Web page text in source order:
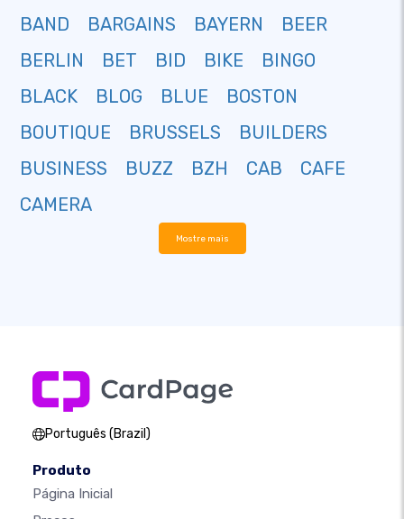
BAND
BARGAINS BAYERN
BEER
BERLIN
BET BID BIKE
BINGO
BLACK
BLOG BLUE
BOSTON
BOUTIQUE
BRUSSELS
BUILDERS
BUSINESS
BUZZ BZH CAB
CAFE
CAMERA
Mostre mais
Português (Brazil)
Produto
Página Inicial